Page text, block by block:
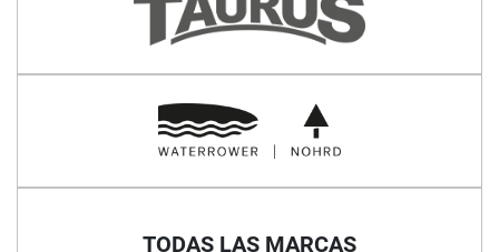
TODAS LAS MARCAS